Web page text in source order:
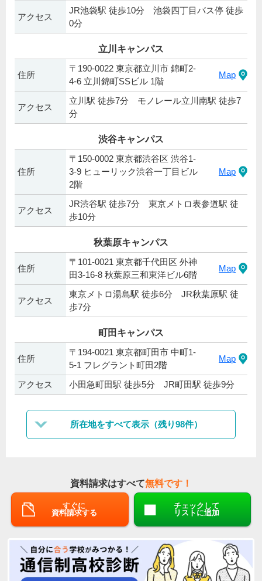
アクセス
JR池袋駅 徒歩10分 池袋四丁目バス停 徒歩
0分
立川キャンパス
住所
〒190-0022 東京都立川市 錦町2-
4-6 立川錦町SSビル 1階
Map
アクセス
立川駅 徒歩7分 モノレール立川南駅 徒歩7
分
渋谷キャンパス
住所
〒150-0002 東京都渋谷区 渋谷1-
3-9 ヒューリック渋谷一丁目ビル
2階
Map
アクセス
JR渋谷駅 徒歩7分 東京メトロ表参道駅 徒
歩10分
秋葉原キャンパス
住所
〒101-0021 東京都千代田区 外神
田3-16-8 秋葉原三和東洋ビル6階
Map
アクセス
東京メトロ湯島駅 徒歩6分 JR秋葉原駅 徒
歩7分
町田キャンパス
住所
〒194-0021 東京都町田市 中町1-
5‐1 フレグラント町田2階
Map
アクセス 小田急町田駅 徒歩5分 JR町田駅 徒歩9分
所在地をすべて表示（残り98件）
資料請求はすべて無料です！
すぐに
資料請求する
チェックして
リストに追加